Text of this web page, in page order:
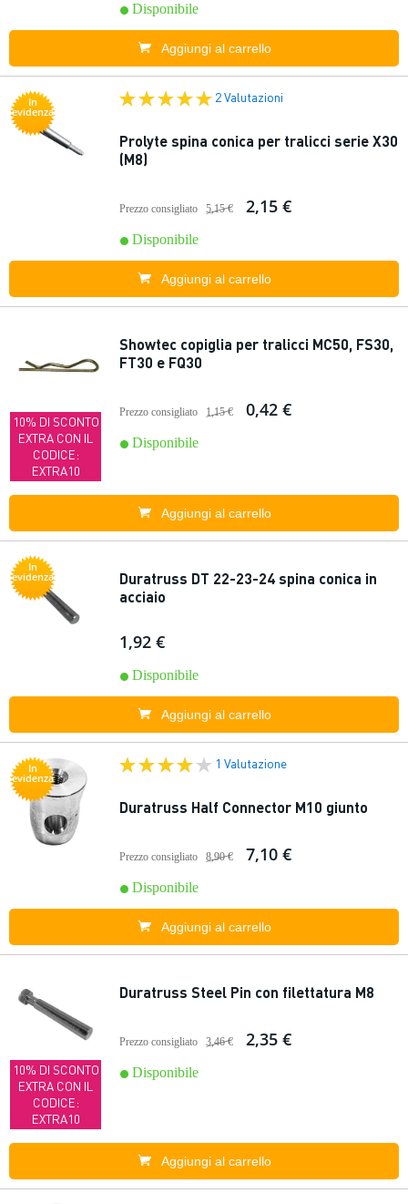
Disponibile
Aggiungi al carrello
In
evidenza
2 Valutazioni
Prolyte spina conica per tralicci serie X30
(M8)
Prezzo consigliato 5,15 € 2,15 €
Disponibile
Aggiungi al carrello
10% DI SCONTO
EXTRA CON IL
CODICE:
EXTRA10
Showtec copiglia per tralicci MC50, FS30,
FT30 e FQ30
Prezzo consigliato 1,15 € 0,42 €
Disponibile
Aggiungi al carrello
In
evidenza
Duratruss DT 22-23-24 spina conica in
acciaio
1,92 €
Disponibile
Aggiungi al carrello
In
evidenza
1 Valutazione
Duratruss Half Connector M10 giunto
Prezzo consigliato 8,90 € 7,10 €
Disponibile
Aggiungi al carrello
10% DI SCONTO
EXTRA CON IL
CODICE:
EXTRA10
Duratruss Steel Pin con filettatura M8
Prezzo consigliato 3,46 € 2,35 €
Disponibile
Aggiungi al carrello